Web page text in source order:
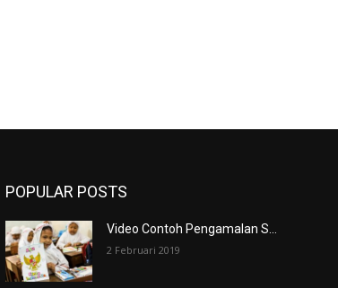
POPULAR POSTS
Video Contoh Pengamalan S...
2 Februari 2019